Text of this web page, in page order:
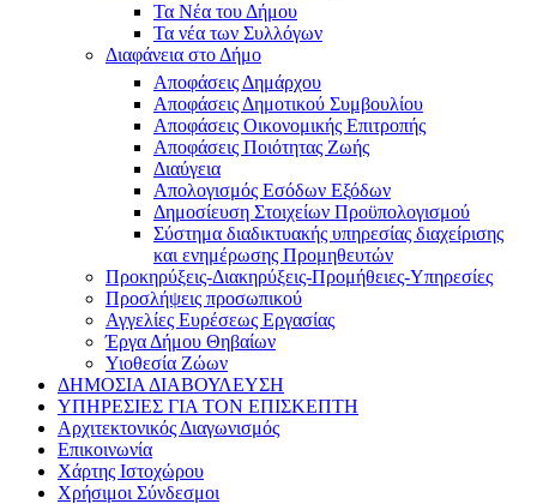
Τα Νέα του Δήμου
Τα νέα των Συλλόγων
Διαφάνεια στο Δήμο
Αποφάσεις Δημάρχου
Αποφάσεις Δημοτικού Συμβουλίου
Αποφάσεις Οικονομικής Επιτροπής
Αποφάσεις Ποιότητας Ζωής
Διαύγεια
Απολογισμός Εσόδων Εξόδων
Δημοσίευση Στοιχείων Προϋπολογισμού
Σύστημα διαδικτυακής υπηρεσίας διαχείρισης
και ενημέρωσης Προμηθευτών
Προκηρύξεις-Διακηρύξεις-Προμήθειες-Υπηρεσίες
Προσλήψεις προσωπικού
Αγγελίες Ευρέσεως Εργασίας
Έργα Δήμου Θηβαίων
Υιοθεσία Ζώων
ΔΗΜΟΣΙΑ ΔΙΑΒΟΥΛΕΥΣΗ
ΥΠΗΡΕΣΙΕΣ ΓΙΑ ΤΟΝ ΕΠΙΣΚΕΠΤΗ
Αρχιτεκτονικός Διαγωνισμός
Επικοινωνία
Χάρτης Ιστοχώρου
Χρήσιμοι Σύνδεσμοι